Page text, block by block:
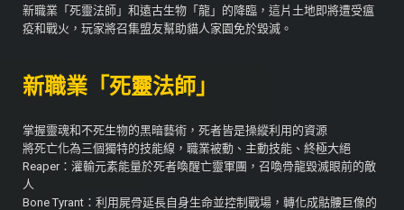
新職業「死靈法師」和遠古生物「龍」的降臨，這片土地即將遭受瘟
疫和戰火，玩家將召集盟友幫助貓人家園免於毀滅。
新職業「死靈法師」
掌握靈魂和不死生物的黑暗藝術，死者皆是操縱利用的資源
將死亡化為三個獨特的技能線，職業被動、主動技能、終極大絕
Reaper：灌輸元素能量於死者喚醒亡靈軍團，召喚骨龍毀滅眼前的敵
人
Bone Tyrant：利用屍骨延長自身生命並控制戰場，轉化成骷髏巨像的